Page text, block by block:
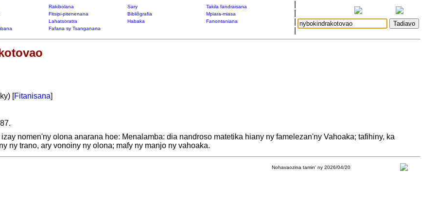
Rakibolana Sary
Takila fandraisana
Fitsipi-pitenenana Bibliôgrafia
Mpiara-miasa
Lahatsoratra Habaka
Fanontaniana
Fafana sy Tsanganana
[Fitanisana]
nomen'ny olona anarana hoe: Menalamba: dia nandroso matetika hiany ny famelezan'ny Vahoaka; tafihiny, ka
ny trano, ary vonoiny ny olona; mafy ny manjo ny vahoaka.
Nohavaozina tamin' ny 2026/04/20